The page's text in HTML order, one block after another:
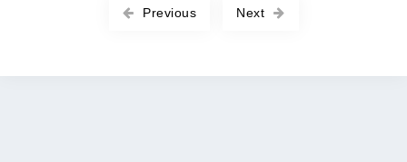
Previous Next